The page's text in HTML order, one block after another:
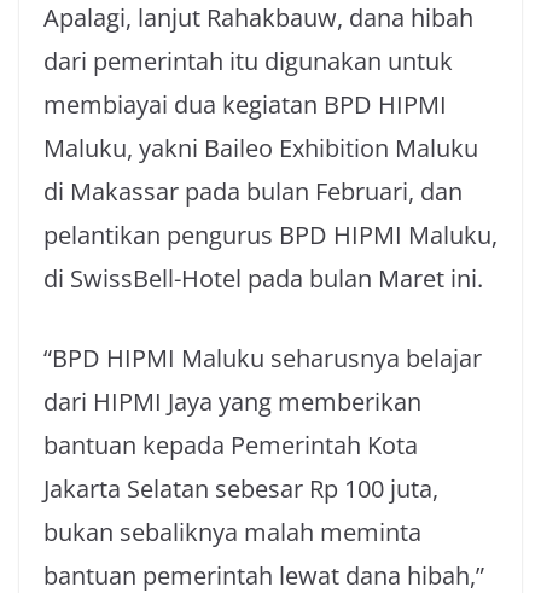
Apalagi, lanjut Rahakbauw, dana hibah
dari pemerintah itu digunakan untuk
membiayai dua kegiatan BPD HIPMI
Maluku, yakni Baileo Exhibition Maluku
di Makassar pada bulan Februari, dan
pelantikan pengurus BPD HIPMI Maluku,
di SwissBell-Hotel pada bulan Maret ini.
“BPD HIPMI Maluku seharusnya belajar
dari HIPMI Jaya yang memberikan
bantuan kepada Pemerintah Kota
Jakarta Selatan sebesar Rp 100 juta,
bukan sebaliknya malah meminta
bantuan pemerintah lewat dana hibah,”